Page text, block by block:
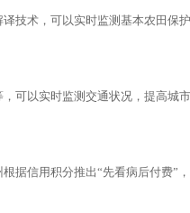
技术，可以实时监测基本农田保
可以实时监测交通状况，提高城
据信用积分推出“先看病后付费”